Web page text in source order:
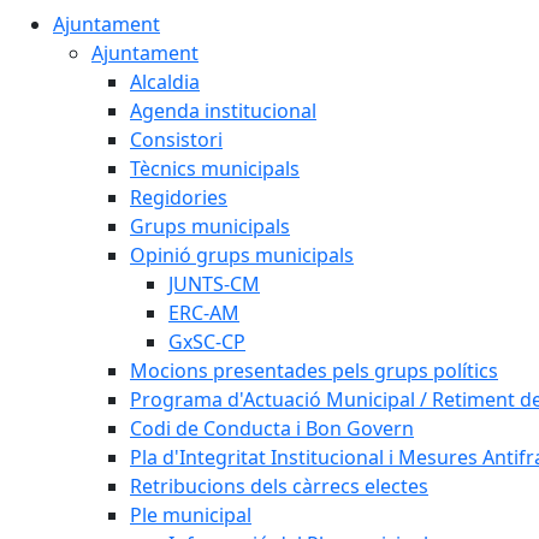
Ajuntament
Ajuntament
Alcaldia
Agenda institucional
Consistori
Tècnics municipals
Regidories
Grups municipals
Opinió grups municipals
JUNTS-CM
ERC-AM
GxSC-CP
Mocions presentades pels grups polítics
Programa d'Actuació Municipal / Retiment
Codi de Conducta i Bon Govern
Pla d'Integritat Institucional i Mesures
Retribucions dels càrrecs electes
Ple municipal